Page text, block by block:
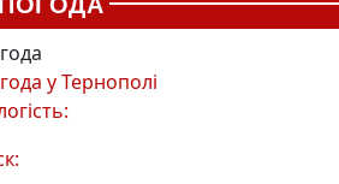
уТернополі